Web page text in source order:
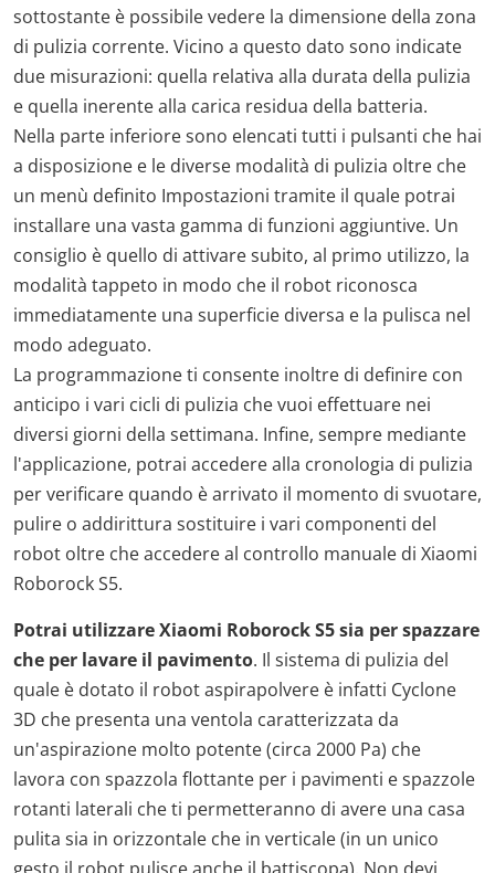
sottostante è possibile vedere la dimensione della zona
di pulizia corrente. Vicino a questo dato sono indicate
due misurazioni: quella relativa alla durata della pulizia
e quella inerente alla carica residua della batteria.
Nella parte inferiore sono elencati tutti i pulsanti che hai
a disposizione e le diverse modalità di pulizia oltre che
un menù definito Impostazioni tramite il quale potrai
installare una vasta gamma di funzioni aggiuntive. Un
consiglio è quello di attivare subito, al primo utilizzo, la
modalità tappeto in modo che il robot riconosca
immediatamente una superficie diversa e la pulisca nel
modo adeguato.
La programmazione ti consente inoltre di definire con
anticipo i vari cicli di pulizia che vuoi effettuare nei
diversi giorni della settimana. Infine, sempre mediante
l'applicazione, potrai accedere alla cronologia di pulizia
per verificare quando è arrivato il momento di svuotare,
pulire o addirittura sostituire i vari componenti del
robot oltre che accedere al controllo manuale di Xiaomi
Roborock S5.
Potrai utilizzare Xiaomi Roborock S5 sia per spazzare
che per lavare il pavimento. Il sistema di pulizia del
quale è dotato il robot aspirapolvere è infatti Cyclone
3D che presenta una ventola caratterizzata da
un'aspirazione molto potente (circa 2000 Pa) che
lavora con spazzola flottante per i pavimenti e spazzole
rotanti laterali che ti permetteranno di avere una casa
pulita sia in orizzontale che in verticale (in un unico